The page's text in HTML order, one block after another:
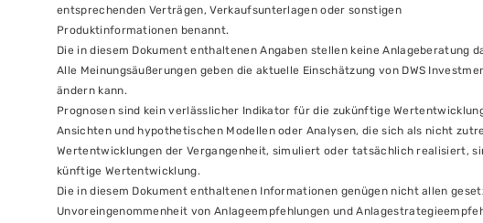
entsprechenden Verträgen, Verkaufsunterlagen oder sonstigen
Produktinformationen benannt.
Die in diesem Dokument enthaltenen Angaben stellen keine Anlageberatung
Alle Meinungsäußerungen geben die aktuelle Einschätzung von DWS
ändern kann.
Prognosen sind kein verlässlicher Indikator für die zukünftige
Ansichten und hypothetischen Modellen oder Analysen, die sich als nicht
Wertentwicklungen der Vergangenheit, simuliert oder tatsächlich realisiert,
künftige Wertentwicklung.
Die in diesem Dokument enthaltenen Informationen genügen nicht allen
Unvoreingenommenheit von Anlageempfehlungen und